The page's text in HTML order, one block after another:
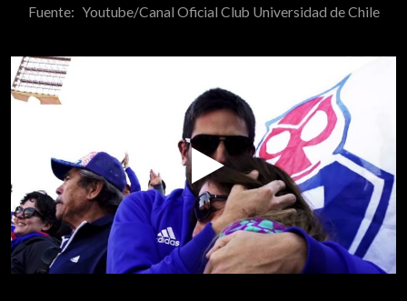
Fuente: Youtube/Canal Oficial Club Universidad de Chile
Play
Video